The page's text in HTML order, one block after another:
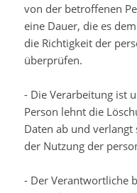
von der betroffenen
eine Dauer, die es
die Richtigkeit der
überprüfen.
- Die Verarbeitung ist
Person lehnt die
Daten ab und verlangt
der Nutzung der
- Der Verantwortliche